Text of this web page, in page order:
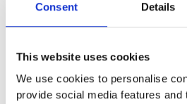
Consent Details
This website uses cookies
We use cookies to personalise
provide social media features and
Vores seneste nyheder